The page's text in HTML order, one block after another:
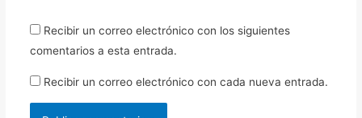
Recibir un correo electrónico con los siguientes
comentarios a esta entrada.
Recibir un correo electrónico con cada nueva entrada.